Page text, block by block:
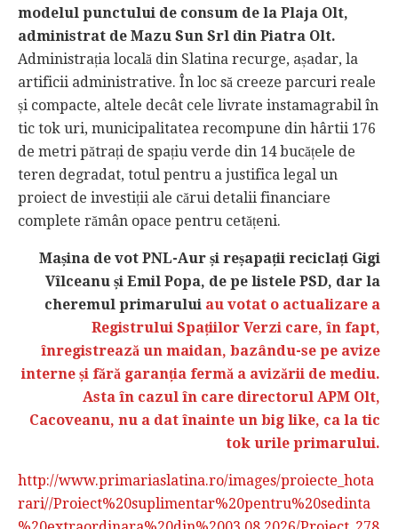
modelul punctului de consum de la Plaja Olt,
administrat de Mazu Sun Srl din Piatra Olt.
Administrația locală din Slatina recurge, așadar, la
artificii administrative. În loc să creeze parcuri reale
și compacte, altele decât cele livrate instamagrabil în
tic tok uri, municipalitatea recompune din hârtii 176
de metri pătrați de spațiu verde din 14 bucățele de
teren degradat, totul pentru a justifica legal un
proiect de investiții ale cărui detalii financiare
complete rămân opace pentru cetățeni.
Mașina de vot PNL-Aur și reșapații reciclați Gigi
Vîlceanu și Emil Popa, de pe listele PSD, dar la
cheremul primarului au votat o actualizare a
Registrului Spațiilor Verzi care, în fapt,
înregistrează un maidan, bazându-se pe avize
interne și fără garanția fermă a avizării de mediu.
Asta în cazul în care directorul APM Olt,
Cacoveanu, nu a dat înainte un big like, ca la tic
tok urile primarului.
http://www.primariaslatina.ro/images/proiecte_hota
rari//Proiect%20suplimentar%20pentru%20sedinta